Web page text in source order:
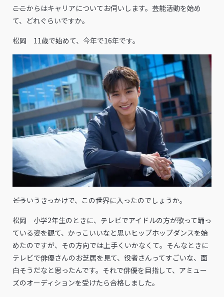
――ここからはキャリアについてお伺いします。芸能活動を始め
て、どれぐらいですか。
松岡 11歳で始めて、今年で16年です。
――どういうきっかけで、この世界に入ったのでしょうか。
松岡 小学2年生のときに、テレビでアイドルの方が歌って踊っ
ている姿を観て、かっこいいなと思いヒップホップダンスを始
めたのですが、その方向では上手くいかなくて。そんなときに
テレビで俳優さんのお芝居を見て、役者さんってすごいな、面
白そうだなと思ったんです。それで俳優を目指して、アミュー
ズのオーディションを受けたら合格しました。